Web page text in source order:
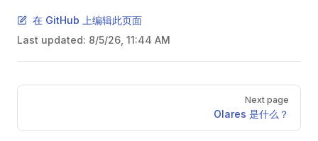
在 GitHub 上编辑此页面
Last updated: 8/5/26, 11:44 AM
Pager
Next page
Olares 是什么？